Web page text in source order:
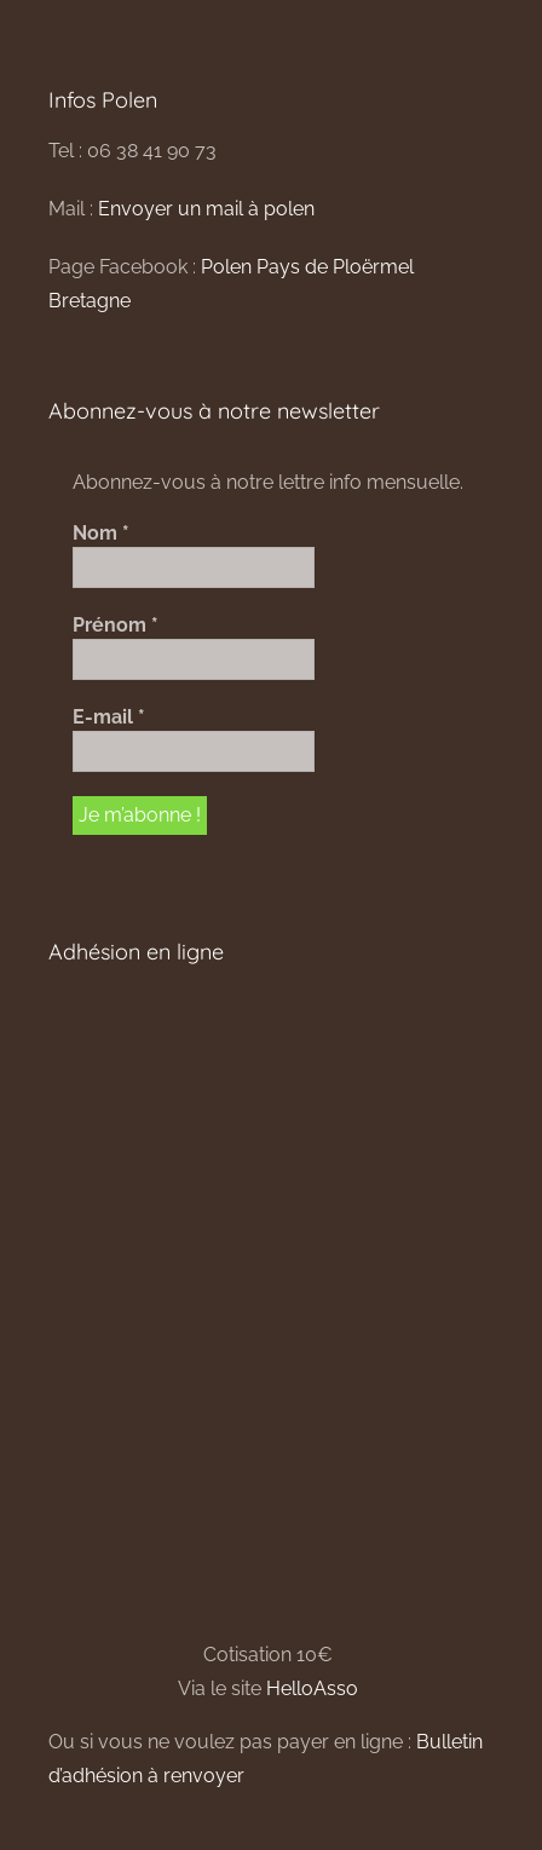
Infos Polen
Tel : 06 38 41 90 73
Mail : Envoyer un mail à polen
Page Facebook : Polen Pays de Ploërmel
Bretagne
Abonnez-vous à notre newsletter
Abonnez-vous à notre lettre info mensuelle.
Nom *
Prénom *
E-mail *
Adhésion en ligne
Cotisation 10€
Via le site HelloAsso
Ou si vous ne voulez pas payer en ligne : Bulletin
d’adhésion à renvoyer